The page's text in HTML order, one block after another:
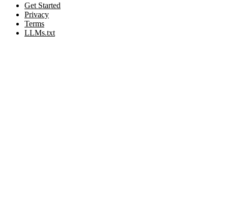
Get Started
Privacy
Terms
LLMs.txt